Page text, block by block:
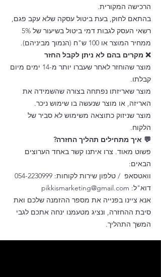
הרכישה המקורית.
בהתאם לחוק, בעת ביטול עסקה שלא עקב פגם,
רשאי העסק לגבות דמי ביטול בשיעור של 5%
ממחיר המוצר או 100 ש"ח (הנמוך מביניהם).
❌ מקרים בהם לא ניתן לקבל החזר
מוצר שהוחזר לאחר שעברו יותר מ-14 ימים מיום
קבלתו.
מוצר שאריזתו נפתחה בצורה שהשמידה את
האריזה, או מוצר שנעשה בו שימוש ניכר.
מוצר שניזוק כתוצאה משימוש לא סביר של
הלקוח.
💬 איך מתחילים תהליך החזרה?
פשוט מאוד. צרו איתנו קשר באחד הערוצים
הבאים:
וואטסאפ / טלפון שירות לקוחות: 054-2230999
דוא"ל: pikkismarketing@gmail.com
אנא ציינו בפנייה את מספר ההזמנה שלכם ואת
סיבת ההחזרה, ונציג מטעמנו ינחה אתכם לגבי
המשך התהליך.